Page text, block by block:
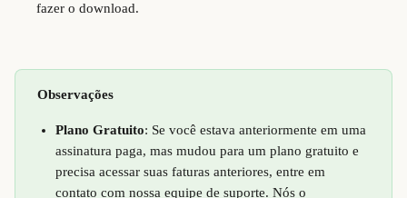
fazer o download.
Observações
Plano Gratuito: Se você estava anteriormente em uma
assinatura paga, mas mudou para um plano gratuito e
precisa acessar suas faturas anteriores, entre em
contato com nossa equipe de suporte. Nós o